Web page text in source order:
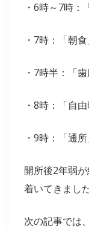
・6時～7時：
・7時：「朝食
・7時半：「
・8時：「自由
・9時：「通所
開所後2年弱
着いてきました
次の記事では